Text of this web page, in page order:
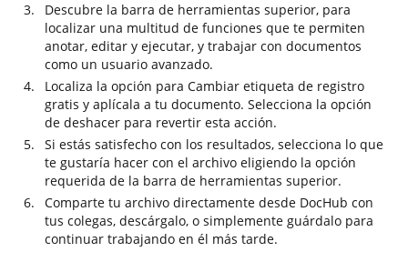
Descubre la barra de herramientas superior, para
localizar una multitud de funciones que te permiten
anotar, editar y ejecutar, y trabajar con documentos
como un usuario avanzado.
Localiza la opción para Cambiar etiqueta de registro
gratis y aplícala a tu documento. Selecciona la opción
de deshacer para revertir esta acción.
Si estás satisfecho con los resultados, selecciona lo que
te gustaría hacer con el archivo eligiendo la opción
requerida de la barra de herramientas superior.
Comparte tu archivo directamente desde DocHub con
tus colegas, descárgalo, o simplemente guárdalo para
continuar trabajando en él más tarde.